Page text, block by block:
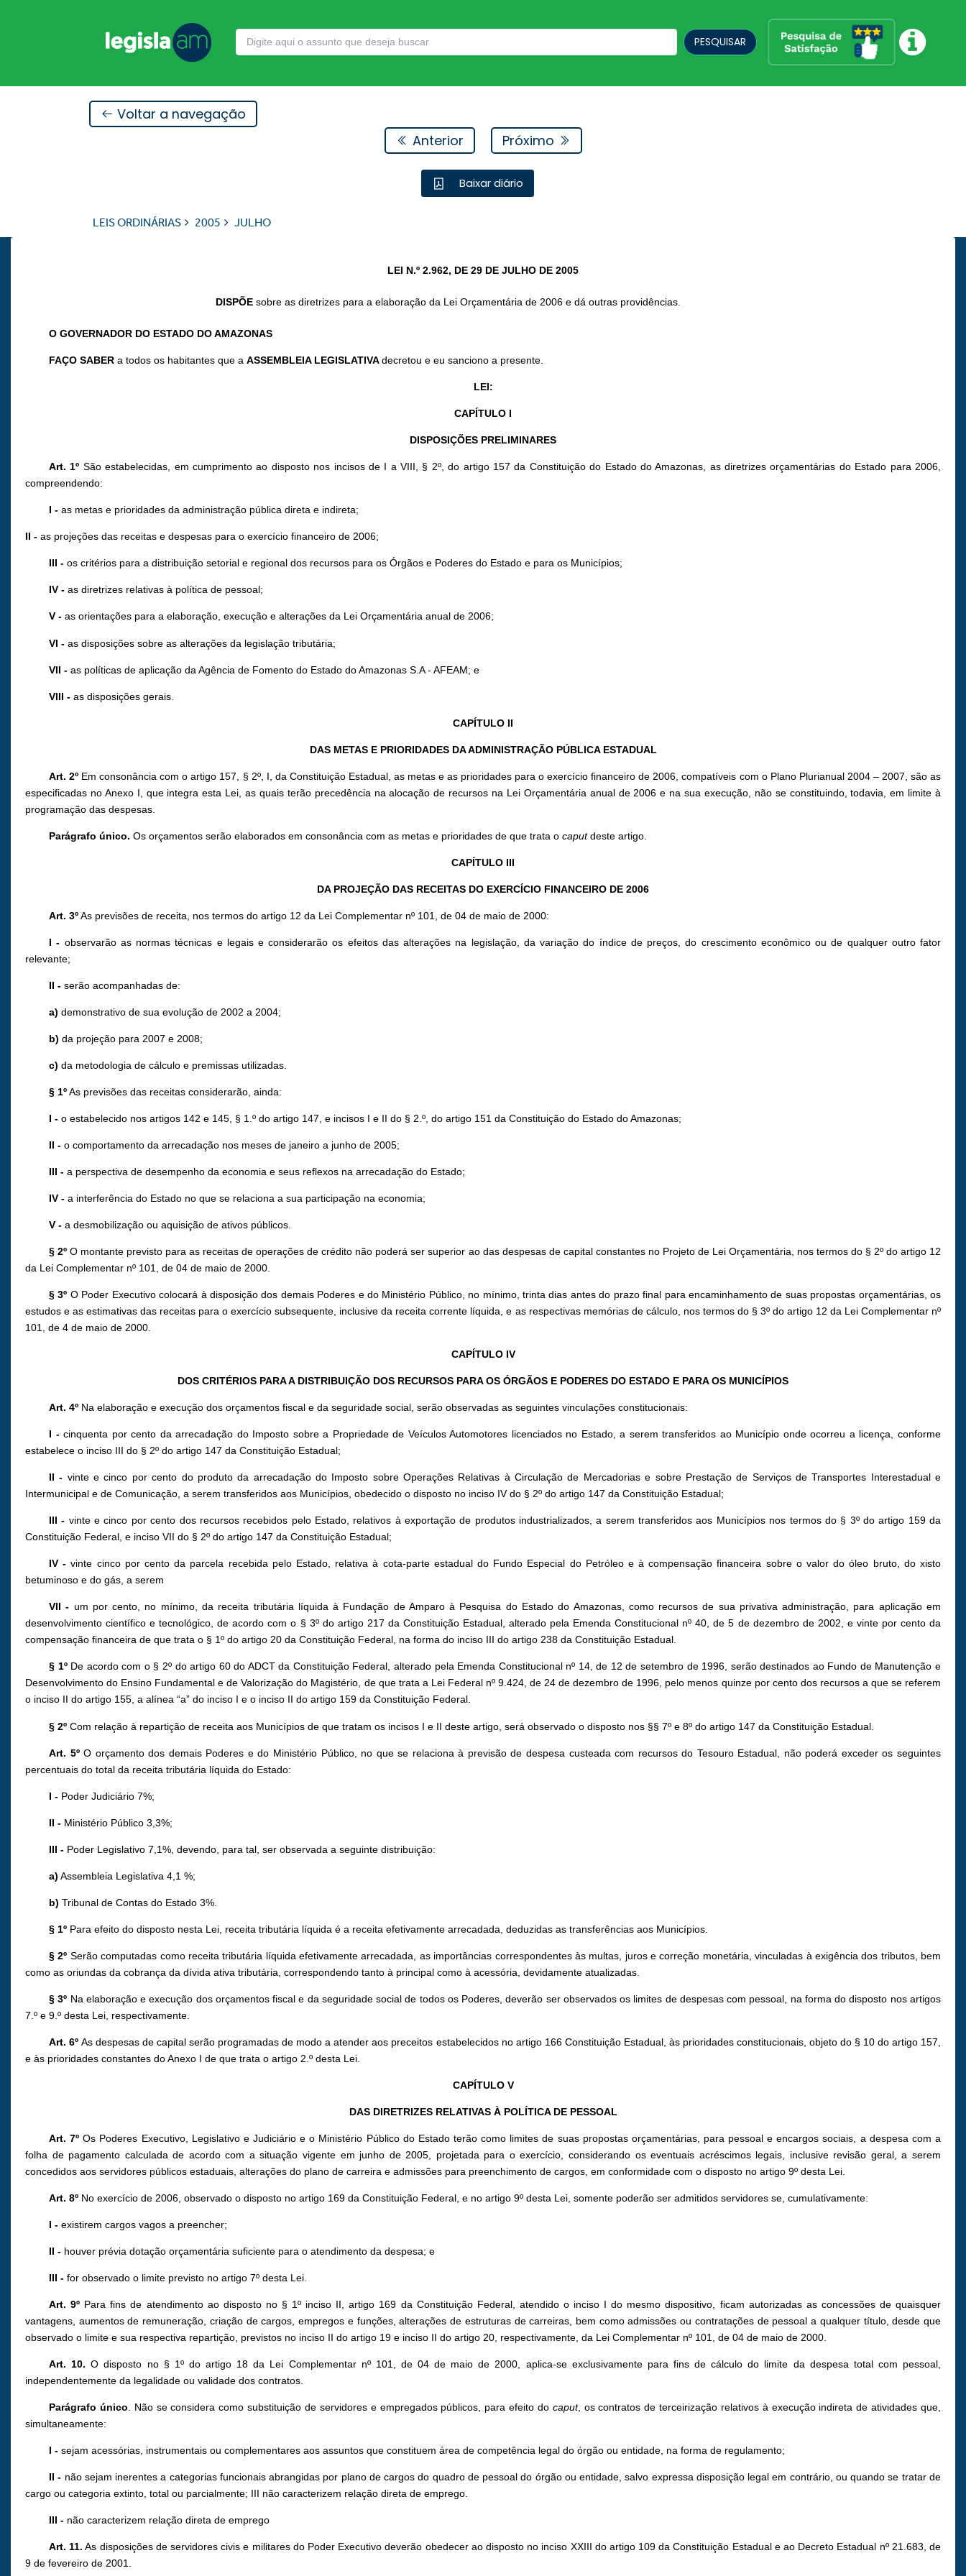
PESQUISAR
Voltar a navegação
Anterior
Próximo
Baixar diário
LEIS ORDINÁRIAS 2005 JULHO
LEI N.º 2.962, DE 29 DE JULHO DE 2005
DISPÕEsobre as diretrizes para a elaboração da Lei Orçamentária de 2006 e dá outras providências.
O GOVERNADOR DO ESTADO DO AMAZONAS
FAÇO SABERa todos os habitantes que aASSEMBLEIA LEGISLATIVAdecretou e eu sanciono a presente.
LEI:
CAPÍTULO I
DISPOSIÇÕES PRELIMINARES
Art. 1º São estabelecidas, em cumprimento ao disposto nos incisos de I a VIII, § 2º, do artigo 157 da Constituição do Estado do Amazonas, as diretrizes orçamentárias do Estado para 2006,
compreendendo:
I - as metas e prioridades da administração pública direta e indireta;
II - as projeções das receitas e despesas para o exercício financeiro de 2006;
III - os critérios para a distribuição setorial e regional dos recursos para os Órgãos e Poderes do Estado e para os Municípios;
IV - as diretrizes relativas à política de pessoal;
V - as orientações para a elaboração, execução e alterações da Lei Orçamentária anual de 2006;
VI - as disposições sobre as alterações da legislação tributária;
VII - as políticas de aplicação da Agência de Fomento do Estado do Amazonas S.A - AFEAM; e
VIII - as disposições gerais.
CAPÍTULO II
DAS METAS E PRIORIDADES DA ADMINISTRAÇÃO PÚBLICA ESTADUAL
Art. 2º Em consonância com o artigo 157, § 2º, I, da Constituição Estadual, as metas e as prioridades para o exercício financeiro de 2006, compatíveis com o Plano Plurianual 2004 – 2007, são as
especificadas no Anexo I, que integra esta Lei, as quais terão precedência na alocação de recursos na Lei Orçamentária anual de 2006 e na sua execução, não se constituindo, todavia, em limite à
programação das despesas.
Parágrafo único. Os orçamentos serão elaborados em consonância com as metas e prioridades de que trata ocaputdeste artigo.
CAPÍTULO III
DA PROJEÇÃO DAS RECEITAS DO EXERCÍCIO FINANCEIRO DE 2006
Art. 3ºAs previsões de receita, nos termos do artigo 12 da Lei Complementar nº 101, de 04 de maio de 2000:
I - observarão as normas técnicas e legais e considerarão os efeitos das alterações na legislação, da variação do índice de preços, do crescimento econômico ou de qualquer outro fator
relevante;
II - serão acompanhadas de:
a) demonstrativo de sua evolução de 2002 a 2004;
b) da projeção para 2007 e 2008;
c) da metodologia de cálculo e premissas utilizadas.
§ 1ºAs previsões das receitas considerarão, ainda:
I - o estabelecido nos artigos 142 e 145, § 1.º do artigo 147, e incisos I e II do § 2.º, do artigo 151 da Constituição do Estado do Amazonas;
II - o comportamento da arrecadação nos meses de janeiro a junho de 2005;
III - a perspectiva de desempenho da economia e seus reflexos na arrecadação do Estado;
IV - a interferência do Estado no que se relaciona a sua participação na economia;
V - a desmobilização ou aquisição de ativos públicos.
§ 2ºO montante previsto para as receitas de operações de crédito não poderá ser superior ao das despesas de capital constantes no Projeto de Lei Orçamentária, nos termos do § 2º do artigo 12
da Lei Complementar nº 101, de 04 de maio de 2000.
§ 3º O Poder Executivo colocará à disposição dos demais Poderes e do Ministério Público, no mínimo, trinta dias antes do prazo final para encaminhamento de suas propostas orçamentárias, os
estudos e as estimativas das receitas para o exercício subsequente, inclusive da receita corrente líquida, e as respectivas memórias de cálculo, nos termos do § 3º do artigo 12 da Lei Complementar nº
101, de 4 de maio de 2000.
CAPÍTULO IV
DOS CRITÉRIOS PARA A DISTRIBUIÇÃO DOS RECURSOS PARA OS ÓRGÃOS E PODERES DO ESTADO E PARA OS MUNICÍPIOS
Art. 4º Na elaboração e execução dos orçamentos fiscal e da seguridade social, serão observadas as seguintes vinculações constitucionais:
I -cinquenta por cento da arrecadação do Imposto sobre a Propriedade de Veículos Automotores licenciados no Estado, a serem transferidos ao Município onde ocorreu a licença, conforme
estabelece o inciso III do § 2º do artigo 147 da Constituição Estadual;
II - vinte e cinco por cento do produto da arrecadação do Imposto sobre Operações Relativas à Circulação de Mercadorias e sobre Prestação de Serviços de Transportes Interestadual e
Intermunicipal e de Comunicação, a serem transferidos aos Municípios, obedecido o disposto no inciso IV do § 2º do artigo 147 da Constituição Estadual;
III - vinte e cinco por cento dos recursos recebidos pelo Estado, relativos à exportação de produtos industrializados, a serem transferidos aos Municípios nos termos do § 3º do artigo 159 da
Constituição Federal, e inciso VII do § 2º do artigo 147 da Constituição Estadual;
IV - vinte cinco por cento da parcela recebida pelo Estado, relativa à cota-parte estadual do Fundo Especial do Petróleo e à compensação financeira sobre o valor do óleo bruto, do xisto
betuminoso e do gás, a serem
VII - um por cento, no mínimo, da receita tributária líquida à Fundação de Amparo à Pesquisa do Estado do Amazonas, como recursos de sua privativa administração, para aplicação em
desenvolvimento científico e tecnológico, de acordo com o § 3º do artigo 217 da Constituição Estadual, alterado pela Emenda Constitucional nº 40, de 5 de dezembro de 2002, e vinte por cento da
compensação financeira de que trata o § 1º do artigo 20 da Constituição Federal, na forma do inciso III do artigo 238 da Constituição Estadual.
§ 1ºDe acordo com o § 2º do artigo 60 do ADCT da Constituição Federal, alterado pela Emenda Constitucional nº 14, de 12 de setembro de 1996, serão destinados ao Fundo de Manutenção e
Desenvolvimento do Ensino Fundamental e de Valorização do Magistério, de que trata a Lei Federal nº 9.424, de 24 de dezembro de 1996, pelo menos quinze por cento dos recursos a que se referem
o inciso II do artigo 155, a alínea “a” do inciso I e o inciso II do artigo 159 da Constituição Federal.
§ 2º Com relação à repartição de receita aos Municípios de que tratam os incisos I e II deste artigo, será observado o disposto nos §§ 7º e 8º do artigo 147 da Constituição Estadual.
Art. 5ºO orçamento dos demais Poderes e do Ministério Público, no que se relaciona à previsão de despesa custeada com recursos do Tesouro Estadual, não poderá exceder os seguintes
percentuais do total da receita tributária líquida do Estado:
I - Poder Judiciário 7%;
II - Ministério Público 3,3%;
III - Poder Legislativo 7,1%, devendo, para tal, ser observada a seguinte distribuição:
a) Assembleia Legislativa 4,1 %;
b) Tribunal de Contas do Estado 3%.
§ 1º Para efeito do disposto nesta Lei, receita tributária líquida é a receita efetivamente arrecadada, deduzidas as transferências aos Municípios.
§ 2º Serão computadas como receita tributária líquida efetivamente arrecadada, as importâncias correspondentes às multas, juros e correção monetária, vinculadas à exigência dos tributos, bem
como as oriundas da cobrança da dívida ativa tributária, correspondendo tanto à principal como à acessória, devidamente atualizadas.
§ 3º Na elaboração e execução dos orçamentos fiscal e da seguridade social de todos os Poderes, deverão ser observados os limites de despesas com pessoal, na forma do disposto nos artigos
7.º e 9.º desta Lei, respectivamente.
Art. 6ºAs despesas de capital serão programadas de modo a atender aos preceitos estabelecidos no artigo 166 Constituição Estadual, às prioridades constitucionais, objeto do § 10 do artigo 157,
e às prioridades constantes do Anexo I de que trata o artigo 2.º desta Lei.
CAPÍTULO V
DAS DIRETRIZES RELATIVAS À POLÍTICA DE PESSOAL
Art. 7º Os Poderes Executivo, Legislativo e Judiciário e o Ministério Público do Estado terão como limites de suas propostas orçamentárias, para pessoal e encargos sociais, a despesa com a
folha de pagamento calculada de acordo com a situação vigente em junho de 2005, projetada para o exercício, considerando os eventuais acréscimos legais, inclusive revisão geral, a serem
concedidos aos servidores públicos estaduais, alterações do plano de carreira e admissões para preenchimento de cargos, em conformidade com o disposto no artigo 9º desta Lei.
Art. 8º No exercício de 2006, observado o disposto no artigo 169 da Constituição Federal, e no artigo 9º desta Lei, somente poderão ser admitidos servidores se, cumulativamente:
I - existirem cargos vagos a preencher;
II - houver prévia dotação orçamentária suficiente para o atendimento da despesa; e
III - for observado o limite previsto no artigo 7º desta Lei.
Art. 9º Para fins de atendimento ao disposto no § 1º inciso II, artigo 169 da Constituição Federal, atendido o inciso I do mesmo dispositivo, ficam autorizadas as concessões de quaisquer
vantagens, aumentos de remuneração, criação de cargos, empregos e funções, alterações de estruturas de carreiras, bem como admissões ou contratações de pessoal a qualquer título, desde que
observado o limite e sua respectiva repartição, previstos no inciso II do artigo 19 e inciso II do artigo 20, respectivamente, da Lei Complementar nº 101, de 04 de maio de 2000.
Art. 10. O disposto no § 1º do artigo 18 da Lei Complementar nº 101, de 04 de maio de 2000, aplica-se exclusivamente para fins de cálculo do limite da despesa total com pessoal,
independentemente da legalidade ou validade dos contratos.
Parágrafo único . Não se considera como substituição de servidores e empregados públicos, para efeito docaput, os contratos de terceirização relativos à execução indireta de atividades que,
simultaneamente:
I - sejam acessórias, instrumentais ou complementares aos assuntos que constituem área de competência legal do órgão ou entidade, na forma de regulamento;
II - não sejam inerentes a categorias funcionais abrangidas por plano de cargos do quadro de pessoal do órgão ou entidade, salvo expressa disposição legal em contrário, ou quando se tratar de
cargo ou categoria extinto, total ou parcialmente; III não caracterizem relação direta de emprego.
III - não caracterizem relação direta de emprego
Art. 11. As disposições de servidores civis e militares do Poder Executivo deverão obedecer ao disposto no inciso XXIII do artigo 109 da Constituição Estadual e ao Decreto Estadual nº 21.683, de
9 de fevereiro de 2001.